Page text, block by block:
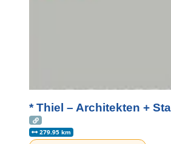
* Thiel – Architekten +
279.95 km